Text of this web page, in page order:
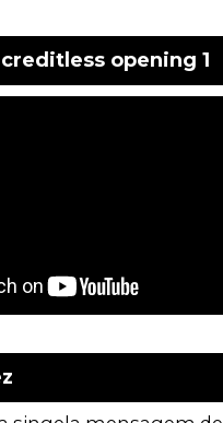
opening 1